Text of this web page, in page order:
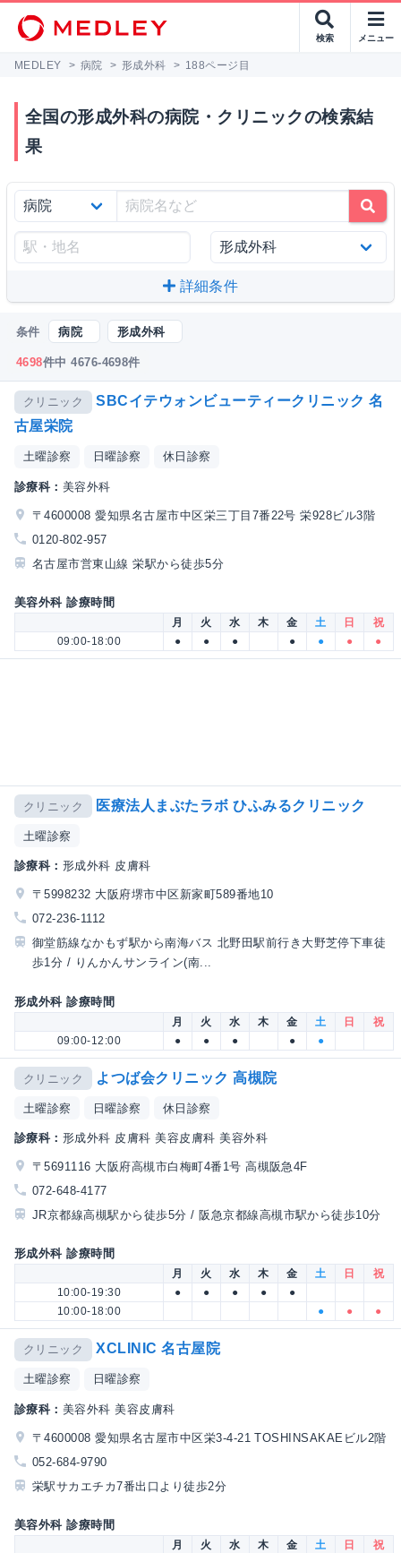
検索 メニュー
MEDLEY > 病院 > 形成外科 > 188ページ目
全国の形成外科の病院・クリニックの検索結
果
詳細条件
条件 病院 形成外科
4698件中 4676-4698件
クリニック
SBCイテウォンビューティークリニック 名
古屋栄院
土曜診察 日曜診察 休日診察
診療科： 美容外科
〒4600008 愛知県名古屋市中区栄三丁目7番22号 栄928ビル3階
0120-802-957
名古屋市営東山線 栄駅から徒歩5分
美容外科 診療時間
月 火 水 木 金 土 日
祝
09:00-18:00
● ● ● ● ● ● ●
クリニック 医療法人まぶたラボ ひふみるクリニック
土曜診察
診療科： 形成外科 皮膚科
〒5998232 大阪府堺市中区新家町589番地10
072-236-1112
御堂筋線なかもず駅から南海バス 北野田駅前行き大野芝停下車徒
歩1分 / りんかんサンライン(南...
形成外科 診療時間
月 火 水 木 金 土 日
祝
09:00-12:00
● ● ● ● ●
クリニック よつば会クリニック 高槻院
土曜診察 日曜診察 休日診察
診療科： 形成外科 皮膚科 美容皮膚科 美容外科
〒5691116 大阪府高槻市白梅町4番1号 高槻阪急4F
072-648-4177
JR京都線高槻駅から徒歩5分 / 阪急京都線高槻市駅から徒歩10分
形成外科 診療時間
月 火 水 木 金 土 日
祝
10:00-19:30
● ● ● ●
●
10:00-18:00
● ● ●
クリニック XCLINIC 名古屋院
土曜診察 日曜診察
診療科： 美容外科 美容皮膚科
〒4600008 愛知県名古屋市中区栄3-4-21 TOSHINSAKAEビル2階
052-684-9790
栄駅サカエチカ7番出口より徒歩2分
美容外科 診療時間
月 火 水 木 金 土 日
祝